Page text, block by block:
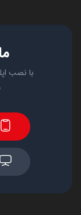
با نصب